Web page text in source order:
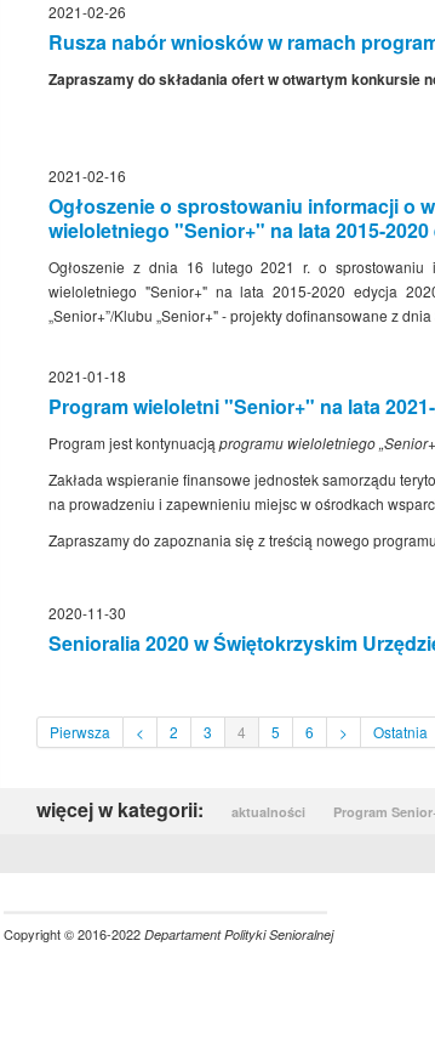
2021-02-26
Rusza nabór wniosków w ramach
Zapraszamy do składania ofert w otwartym konkursie
2021-02-16
Ogłoszenie o sprostowaniu informacji o
wieloletniego "Senior+" na lata 2015-2020
Ogłoszenie z dnia 16 lutego 2021 r. o
wieloletniego "Senior+" na lata 2015-2020 edycja
„Senior+”/Klubu „Senior+" - projekty dofinansowane z
2021-01-18
Program wieloletni "Senior+" na lata
Program jest kontynuacją programu wieloletniego
Zakłada wspieranie finansowe jednostek samorządu
na prowadzeniu i zapewnieniu miejsc w ośrodkach
Zapraszamy do zapoznania się z treścią nowego
2020-11-30
Senioralia 2020 w Świętokrzyskim
Pierwsza < 2 3 4 5 6 > Ostatnia
więcej w kategorii: aktualności Program
Copyright © 2016-2022 Departament Polityki Senioralnej